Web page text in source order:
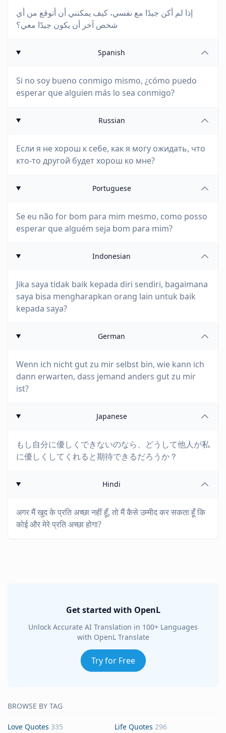
إذا لم أكن جيدًا مع نفسي، كيف يمكنني أن أتوقع من أي
شخص آخر أن يكون جيدًا معي؟
Spanish
Si no soy bueno conmigo mismo, ¿cómo puedo
esperar que alguien más lo sea conmigo?
Russian
Если я не хорош к себе, как я могу ожидать, что
кто-то другой будет хорош ко мне?
Portuguese
Se eu não for bom para mim mesmo, como posso
esperar que alguém seja bom para mim?
Indonesian
Jika saya tidak baik kepada diri sendiri, bagaimana
saya bisa mengharapkan orang lain untuk baik
kepada saya?
German
Wenn ich nicht gut zu mir selbst bin, wie kann ich
dann erwarten, dass jemand anders gut zu mir
ist?
Japanese
もし自分に優しくできないのなら、どうして他人が私
に優しくしてくれると期待できるだろうか？
Hindi
अगर मैं खुद के प्रति अच्छा नहीं हूँ, तो मैं कैसे उम्मीद कर सकता हूँ कि
कोई और मेरे प्रति अच्छा होगा?
Get started with OpenL
Unlock Accurate AI Translation in 100+ Languages
with OpenL Translate
Try for Free
BROWSE BY TAG
Love Quotes 335 Life Quotes 296